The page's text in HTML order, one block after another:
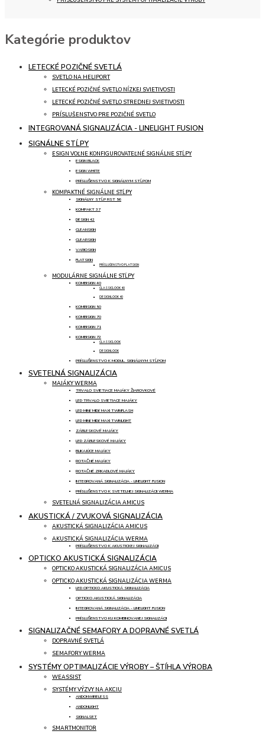
Kategórie produktov
LETECKÉ POZIČNÉ SVETLÁ
SVETLO NA HELIPORT
LETECKÉ POZIČNÉ SVETLO NÍZKEJ SVIETIVOSTI
LETECKÉ POZIČNÉ SVETLO STREDNEJ SVIETIVOSTI
PRÍSLUŠENSTVO PRE POZIČNÉ SVETLO
INTEGROVANÁ SIGNALIZÁCIA - LINELIGHT FUSION
SIGNÁLNE STĹPY
ESIGN VOĽNE KONFIGUROVATEĽNÉ SIGNÁLNE STĹPY
ESIGN BLACK
ESIGN WHITE
PRÍSLUŠENSTVO K SIGNÁLNYM STĹPOM
KOMPAKTNÉ SIGNÁLNE STĹPY
SIGNÁLNY STĹP RST 56
KOMPAKT 37
DESIGN 42
CLEANSIGN
CLEARSIGN
VARIOSIGN
FLATSIGN
PRÍSLUŠENSTVO FLATSIGN
MODULÁRNE SIGNÁLNE STĹPY
KOMBISIGN 40
CLASSICLOOK 40
DESIGNLOOK 40
KOMBISIGN 50
KOMBISIGN 70
KOMBISIGN 71
KOMBISIGN 72
CLASSICLOOK
DESIGNLOOK
PRÍSLUŠENSTVO K MODUL. SIGNÁLNYM STĹPOM
SVETELNÁ SIGNALIZÁCIA
MAJÁKY WERMA
TRVALO SVIETIACE MAJÁKY ŽIAROVKOVÉ
LED TRVALO SVIETIACE MAJÁKY
LED MINI/ MIDI/ MAXI TWINFLASH
LED MINI/ MIDI/ MAXI TWINLIGHT
ZÁBLESKOVÉ MAJÁKY
LED ZÁBLESKOVÉ MAJÁKY
BLIKAJÚCE MAJÁKY
ROTAČNÉ MAJÁKY
ROTAČNÉ ZRKADLOVÉ MAJÁKY
INTEGROVANÁ SIGNALIZÁCIA - LINELIGHT FUSION
PRÍSLUŠENSTVO K SVETELNEJ SIGNALIZÁCII WERMA
SVETELNÁ SIGNALIZÁCIA AMICUS
AKUSTICKÁ / ZVUKOVÁ SIGNALIZÁCIA
AKUSTICKÁ SIGNALIZÁCIA AMICUS
AKUSTICKÁ SIGNALIZÁCIA WERMA
PRÍSLUŠENSTVO K AKUSTICKEJ SIGNALIZÁCII
OPTICKO AKUSTICKÁ SIGNALIZÁCIA
OPTICKO AKUSTICKÁ SIGNALIZÁCIA AMICUS
OPTICKO AKUSTICKÁ SIGNALIZÁCIA WERMA
LED OPTICKO AKUSTICKÁ SIGNALIZÁCIA
OPTICKO AKUSTICKÁ SIGNALIZÁCIA
INTEGROVANÁ SIGNALIZÁCIA - LINELIGHT FUSION
PRÍSLUŠENSTVO KU KOMBINOVANEJ SIGNALIZÁCII
SIGNALIZAČNÉ SEMAFORY A DOPRAVNÉ SVETLÁ
DOPRAVNÉ SVETLÁ
SEMAFORY WERMA
SYSTÉMY OPTIMALIZÁCIE VÝROBY – ŠTÍHLA VÝROBA
WEASSIST
SYSTÉMY VÝZVY NA AKCIU
ANDONWIRELESS
ANDONLIGHT
SIGNALSET
SMARTMONITOR